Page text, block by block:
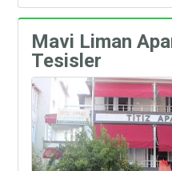
Mavi Liman
Tesisler